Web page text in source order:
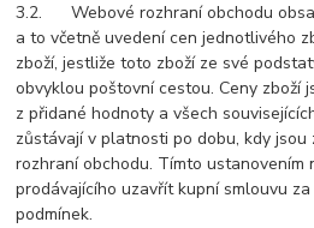
3.2. Webové rozhraní obchodu
a to včetně uvedení cen jednotlivého
zboží, jestliže toto zboží ze své
obvyklou poštovní cestou. Ceny zboží
z přidané hodnoty a všech
zůstávají v platnosti po dobu, kdy
rozhraní obchodu. Tímto ustanovením
prodávajícího uzavřít kupní smlouvu
podmínek.